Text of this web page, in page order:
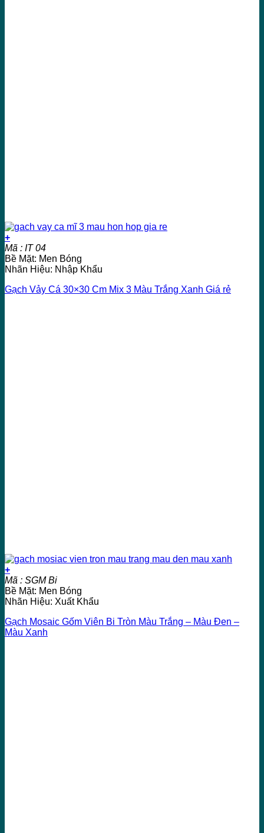
+
Mã : IT 04
Bề Mặt: Men Bóng
Nhãn Hiệu: Nhập Khẩu
Gạch Vảy Cá 30×30 Cm Mix 3 Màu Trắng Xanh Giá rẻ
+
Mã : SGM Bi
Bề Mặt: Men Bóng
Nhãn Hiệu: Xuất Khẩu
Gạch Mosaic Gốm Viên Bi Tròn Màu Trắng – Màu Đen –
Màu Xanh